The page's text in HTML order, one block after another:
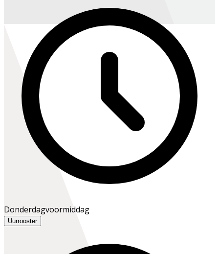
Donderdagvoormiddag
Uurrooster